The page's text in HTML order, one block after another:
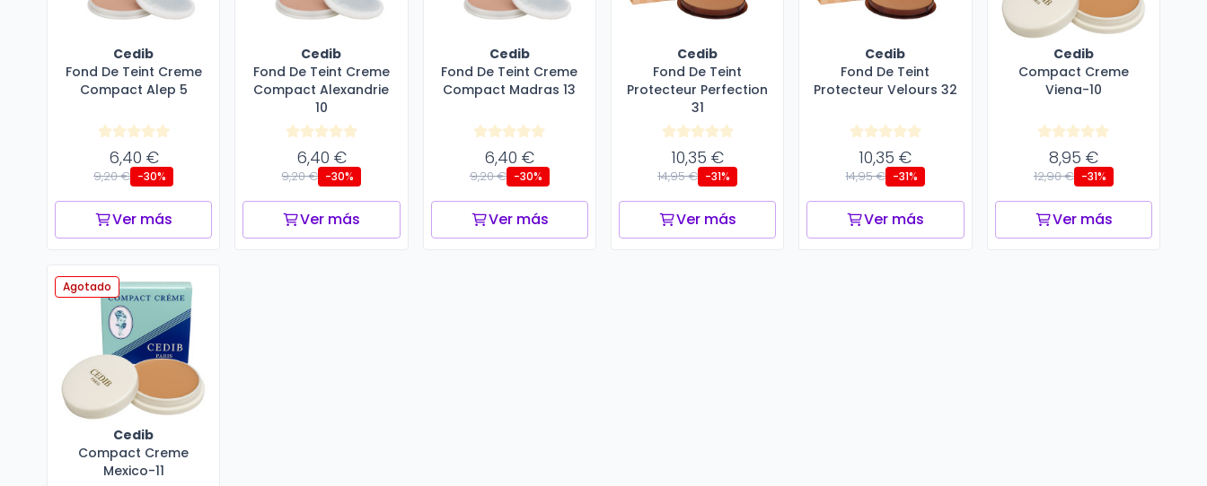
Cedib
Fond De Teint Creme
Compact Alep 5
6,40 €
9,20 € -30%
Ver más
Cedib
Fond De Teint Creme
Compact Alexandrie
10
6,40 €
9,20 € -30%
Ver más
Cedib
Fond De Teint Creme
Compact Madras 13
6,40 €
9,20 € -30%
Ver más
Cedib
Fond De Teint
Protecteur Perfection
31
10,35 €
14,95 € -31%
Ver más
Cedib
Fond De Teint
Protecteur Velours 32
10,35 €
14,95 € -31%
Ver más
Cedib
Compact Creme
Viena-10
8,95 €
12,90 € -31%
Ver más
Agotado
Cedib
Compact Creme
Mexico-11